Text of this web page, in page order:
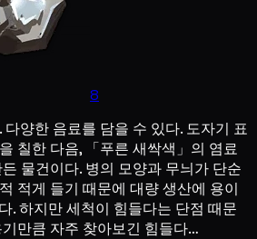
8
양한 음료를 담을 수 있다. 도자기 표
칠한 다음, 「푸른 새싹색」의 염료
물건이다. 병의 모양과 무늬가 단순
적게 들기 때문에 대량 생산에 용이
. 하지만 세척이 힘들다는 단점 때문
만큼 자주 찾아보긴 힘들다…